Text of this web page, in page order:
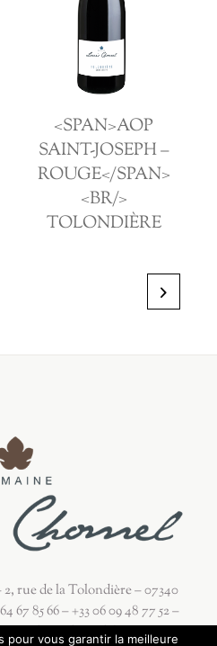
<SPAN>AOP
SAINT-JOSEPH –
ROUGE</SPAN>
<BR/>
TOLONDIÈRE
rue de la Tolondière – 07340
67 85 66 – +33 06 09 48 77 52 –
louischomel.fr
pour vous garantir la meilleure